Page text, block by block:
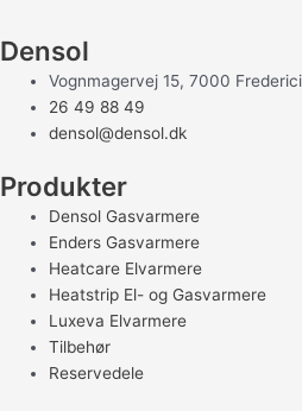
Densol
Vognmagervej 15, 7000
26 49 88 49
densol@densol.dk
Produkter
Densol Gasvarmere
Enders Gasvarmere
Heatcare Elvarmere
Heatstrip El- og Gasvarmere
Luxeva Elvarmere
Tilbehør
Reservedele